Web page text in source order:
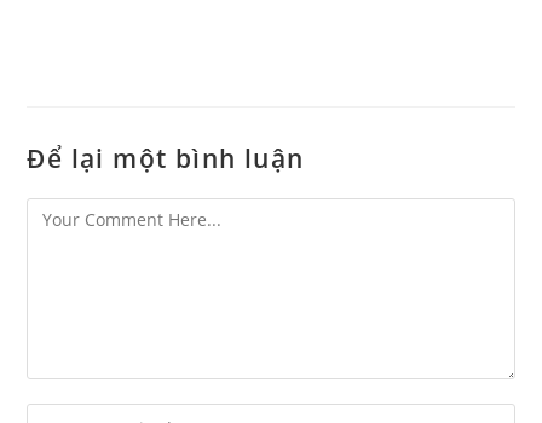
Để lại một bình luận